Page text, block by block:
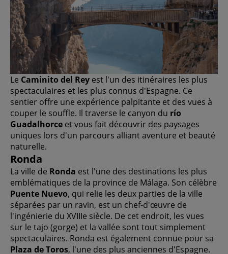
Le Caminito del Rey est l'un des itinéraires les plus
spectaculaires et les plus connus d'Espagne. Ce
sentier offre une expérience palpitante et des vues à
couper le souffle. Il traverse le canyon du río
Guadalhorce et vous fait découvrir des paysages
uniques lors d'un parcours alliant aventure et beauté
naturelle.
Ronda
La ville de Ronda est l'une des destinations les plus
emblématiques de la province de Málaga. Son célèbre
Puente Nuevo, qui relie les deux parties de la ville
séparées par un ravin, est un chef-d'œuvre de
l'ingénierie du XVIIIe siècle. De cet endroit, les vues
sur le tajo (gorge) et la vallée sont tout simplement
spectaculaires. Ronda est également connue pour sa
Plaza de Toros, l'une des plus anciennes d'Espagne.